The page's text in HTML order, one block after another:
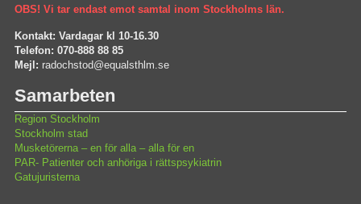
OBS! Vi tar endast emot samtal inom Stockholms län.
Kontakt: Vardagar kl 10-16.30
Telefon: 070-888 88 85
Mejl: radochstod@equalsthlm.se
Samarbeten
Region Stockholm
Stockholm stad
Musketörerna – en för alla – alla för en
PAR- Patienter och anhöriga i rättspsykiatrin
Gatujuristerna